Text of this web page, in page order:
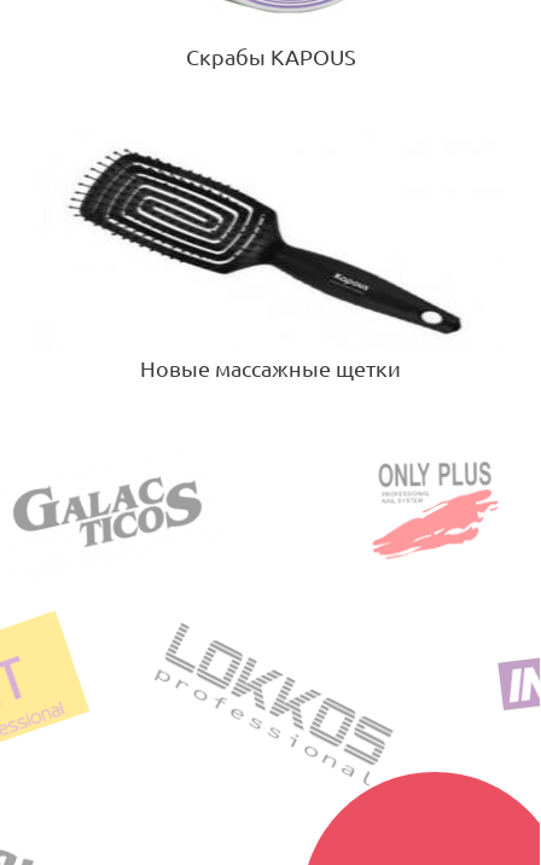
Скрабы KAPOUS
Новые массажные щетки